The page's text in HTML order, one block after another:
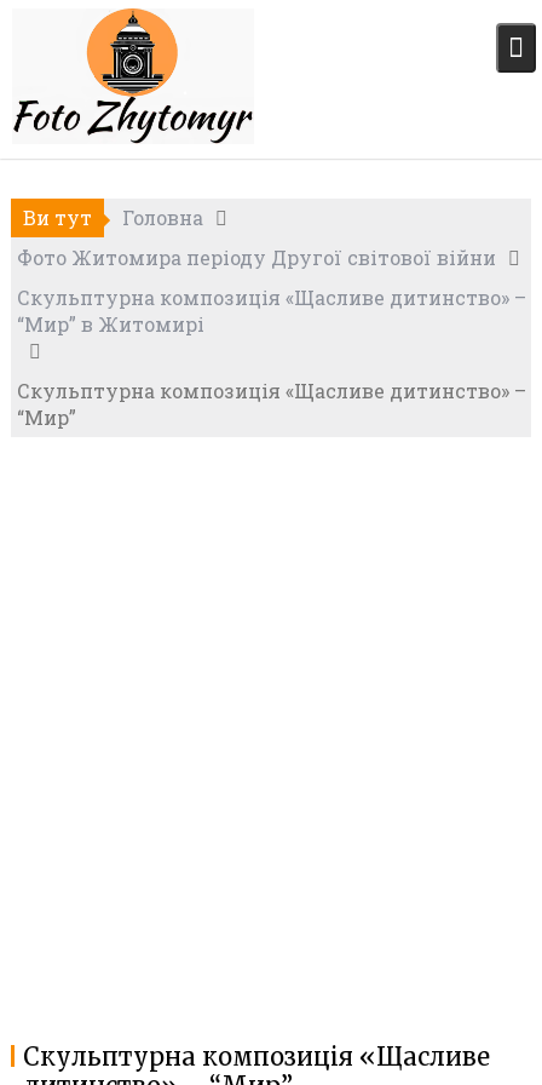
Ви тут
Головна
Фото Житомира періоду Другої світової війни
Скульптурна композиція «Щасливе дитинство» –
“Мир” в Житомирі
Скульптурна композиція «Щасливе дитинство» –
“Мир”
Скульптурна композиція «Щасливе